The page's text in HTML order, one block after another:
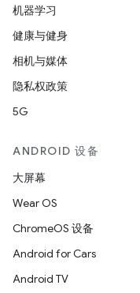
机器学习
健康与健身
相机与媒体
隐私权政策
5G
ANDROID 设备
大屏幕
Wear OS
ChromeOS 设备
Android for Cars
Android TV